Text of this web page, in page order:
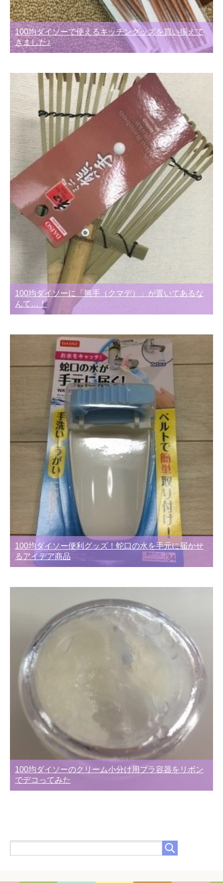
100均ダイソーで使えるキッチングッズを買い揃えて
きました♪
100均ダイソーに「熊手（クマデ）」が置いてあるな
んて…！
100均ダイソー便利グッズ！蛇口の水を手元に届かせ
るアイデア商品
100均ダイソーのクリーム小分け用プラ容器をリボン
でデコってみた